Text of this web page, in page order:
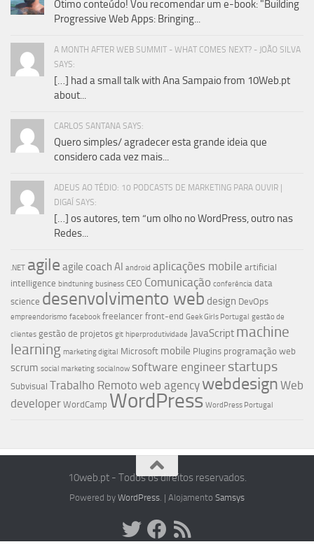
Ótimo conteúdo! Vou recomendar um e-book: "Building
Progressive Web Apps: Bringing...
A MONTH AFTER WEB SUMMIT - WHAT COMES NEXT? - JOÃO SILVA
SAYS:
[…] had a small talk with Ana Sampaio from 10Web.pt
about...
CARLOS SANTANA SAYS:
Quero simples/ agradecer esta grande ideia que
considero cada vez mais...
ADEUS AO TÉDIO: 10 PODCASTS DE MARKETING PARA OUVIR |
DIGAÍ SAYS:
[…] os autores, tem “um olho no WordPress, outro nas
Redes...
.NET agile agile coach AI android aplicações mobile artificial
intelligence bindtuning business CEO Comunicação conferência data
science desenvolvimento web design DevOps
empreendorismo facebook freelancer front-end Geek Girls Portugal gestão de
clientes gestão de projetos git hiperprodutividade JavaScript machine
learning marketing digital Microsoft mobile Plugins programação web
scrum social marketing socialnow software engineer startups
Subvisual Trabalho Remoto web agency webdesign Web
developer WordCamp WordPress WordPress Portugal
10web.pt - Todos os direitos reservados.
Powered by WordPress. | Alojamento Samsys